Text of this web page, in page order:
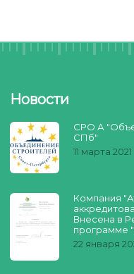
Новости
СРО А
СПб"
11 марта 2021
Компания
Внесена в
программе
22 января